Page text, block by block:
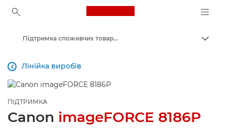
Canon Logo, back to
Підтримка споживчих товарів
Лінійка виробів

ПІДТРИМКА
Canon imageFORCE 8186P